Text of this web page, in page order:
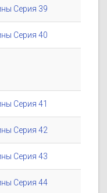
Серия 39
Серия 40
Серия 41
Серия 42
Серия 43
Серия 44